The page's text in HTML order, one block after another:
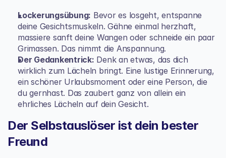
Lockerungsübung: Bevor es losgeht, entspanne
deine Gesichtsmuskeln. Gähne einmal herzhaft,
massiere sanft deine Wangen oder schneide ein paar
Grimassen. Das nimmt die Anspannung.
Der Gedankentrick: Denk an etwas, das dich
wirklich zum Lächeln bringt. Eine lustige Erinnerung,
ein schöner Urlaubsmoment oder eine Person, die
du gernhast. Das zaubert ganz von allein ein
ehrliches Lächeln auf dein Gesicht.
Der Selbstauslöser ist dein bester
Freund